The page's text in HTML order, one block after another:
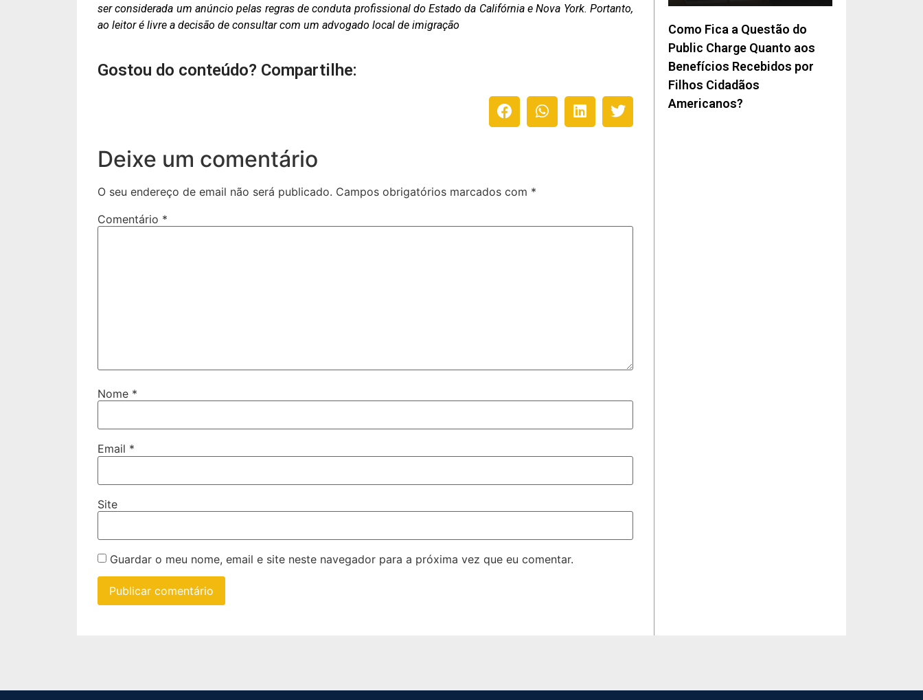
ser considerada um anúncio pelas regras de conduta profissional do Estado da Califórnia e Nova York. Portanto,
ao leitor é livre a decisão de consultar com um advogado local de imigração
Gostou do conteúdo? Compartilhe:
Deixe um comentário
O seu endereço de email não será publicado. Campos obrigatórios marcados com *
Comentário *
Nome *
Email *
Site
Guardar o meu nome, email e site neste navegador para a próxima vez que eu comentar.
Como Fica a Questão do
Public Charge Quanto aos
Benefícios Recebidos por
Filhos Cidadãos
Americanos?